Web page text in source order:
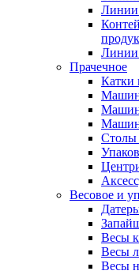
Линии
Линии
Прачечное
Катки
Столы
Весовое и
Весы
Весы
Весы